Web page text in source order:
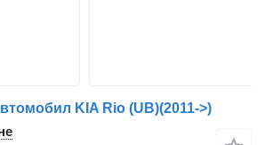
KIA Rio (UB)(2011->)